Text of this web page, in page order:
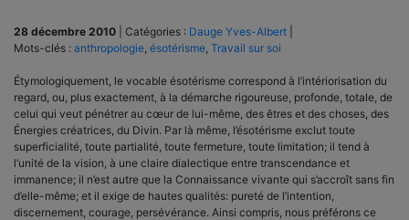
28 décembre 2010 Catégories : Dauge Yves-Albert
Mots-clés : anthropologie ésotérisme Travail sur soi
Étymologiquement, le vocable ésotérisme correspond à l’intériorisation du
regard, ou, plus exactement, à la démarche rigoureuse, profonde, totale, de
celui qui veut pénétrer au cœur de lui-même, des êtres et des choses, des
Énergies créatrices, du Divin. Par là même, l’ésotérisme exclut toute
superficialité, toute partialité, toute fermeture, toute limitation; il tend à
l’unité de la vision, à une claire dialectique entre transcendance et
immanence; il n’est autre que la Connaissance vivante qui s’accroît sans fin
d’elle-même; et il exige de hautes qualités: pureté de l’intention,
discernement, courage, persévérance. Ainsi compris, nous préférons ce